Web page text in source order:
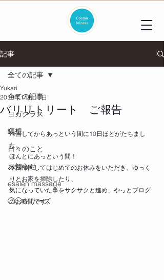
記事
全ての記事
ヨガクラス
瞑想
日々のこと
お知らせ
esalen massage
◯◯シリーズ
全ての記事
バリリトリート ご報告
Yukari
2019年11月18日
帰国してからあっという間に10日ほどがたちまし
た。
ほんとにあっという間！
本日帰国してはじめてのお休みをいただき、ゆっく
りとお家を掃除したり、
気になっていた事をサクサクと進め、やっとブログ
のお時間です。